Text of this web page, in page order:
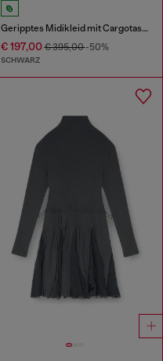
Geripptes Midikleid mit Cargotaschen
€ 197,00€ 395,00-50%
SCHWARZ